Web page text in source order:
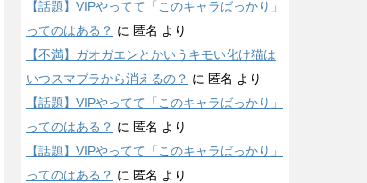
【話題】VIPやってて「このキャラばっかり」
ってのはある？ に 匿名 より
【不満】ガオガエンとかいうキモい化け猫は
いつスマブラから消えるの？ に 匿名 より
【話題】VIPやってて「このキャラばっかり」
ってのはある？ に 匿名 より
【話題】VIPやってて「このキャラばっかり」
ってのはある？ に 匿名 より